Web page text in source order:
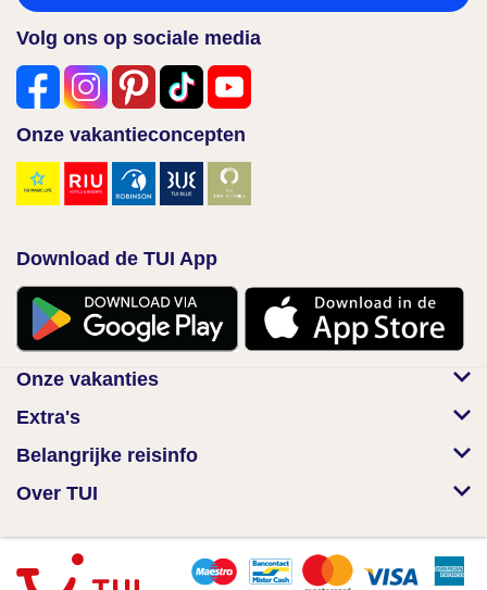
Volg ons op sociale media
Onze vakantieconcepten
Download de TUI App
Onze vakanties
Extra's
Belangrijke reisinfo
Over TUI